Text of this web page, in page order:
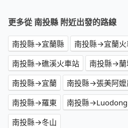
更多從 南投縣 附近出發的路線
南投縣→宜蘭縣
南投縣→宜蘭火
南投縣→礁溪火車站
南投縣→蘭
南投縣→宜蘭
南投縣→張美阿嬤
南投縣→羅東
南投縣
南投縣→冬山